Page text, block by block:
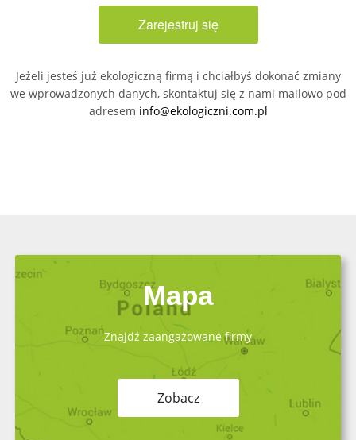
Zarejestruj się
Jeżeli jesteś już ekologiczną firmą i chciałbyś dokonać zmiany
we wprowadzonych danych, skontaktuj się z nami mailowo pod
adresem info@ekologiczni.com.pl
Mapa
Znajdź zaangażowane firmy
Zobacz